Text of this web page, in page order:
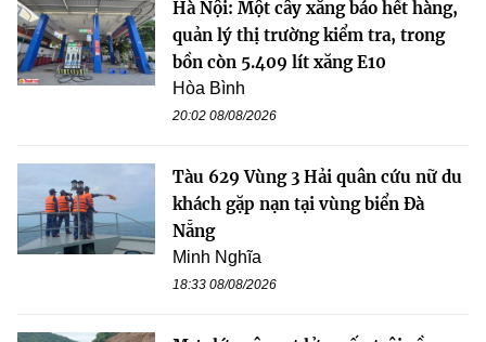
Hà Nội: Một cây xăng báo hết hàng,
quản lý thị trường kiểm tra, trong
bồn còn 5.409 lít xăng E10
Hòa Bình
20:02 08/08/2026
Tàu 629 Vùng 3 Hải quân cứu nữ du
khách gặp nạn tại vùng biển Đà
Nẵng
Minh Nghĩa
18:33 08/08/2026